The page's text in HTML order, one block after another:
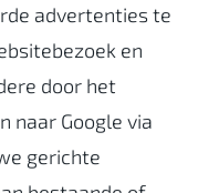
advertenties te
en
door het
naar Google via
gerichte